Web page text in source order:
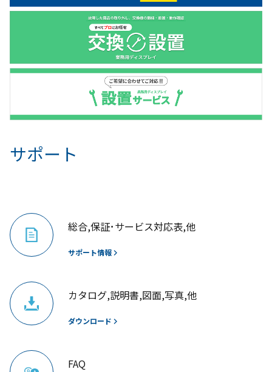
サポート
総合,保証･サービス対応表,他
サポート情報
カタログ,説明書,図面,写真,他
ダウンロード
FAQ